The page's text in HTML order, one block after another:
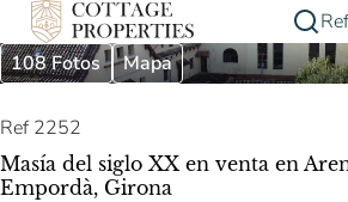
108 Fotos
Mapa
Ref 2252
Masía del siglo XX en venta en
Empordà, Girona